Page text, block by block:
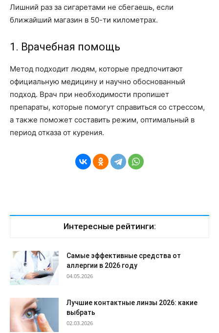
Лишний раз за сигаретами не сбегаешь, если
ближайший магазин в 50-ти километрах.
1. Врачебная помощь
Метод подходит людям, которые предпочитают
официальную медицину и научно обоснованный
подход. Врач при необходимости пропишет
препараты, которые помогут справиться со стрессом,
а также поможет составить режим, оптимальный в
период отказа от курения.
Интересные рейтинги:
Самые эффективные средства от
аллергии в 2026 году
04.05.2026
Лучшие контактные линзы 2026: какие
выбрать
02.03.2026